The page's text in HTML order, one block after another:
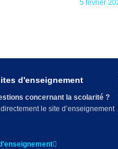
5 février
d'enseignement
concernant la scolarité ?
le site d’enseignement